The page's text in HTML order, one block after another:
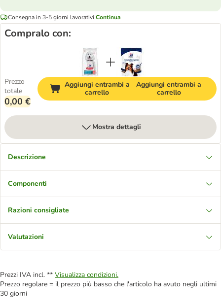
Consegna in 3-5 giorni lavorativi Continua
Compralo con:
Prezzo
totale
0,00 €
Aggiungi entrambi a
carrello
Aggiungi entrambi a
carrello
Mostra dettagli
Descrizione
Componenti
Razioni consigliate
Valutazioni
Prezzi IVA incl. ** Visualizza condizioni.
Prezzo regolare = il prezzo più basso che l'articolo ha avuto negli ultimi
30 giorni